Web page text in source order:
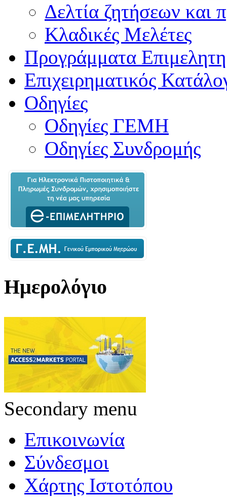
Δελτία ζητήσεων
Κλαδικές Μελέτες
Προγράμματα
Επιχειρηματικός
Οδηγίες
Οδηγίες ΓΕΜΗ
Οδηγίες Συνδρομής
Ημερολόγιο
Secondary menu
Επικοινωνία
Σύνδεσμοι
Χάρτης Ιστοτόπου